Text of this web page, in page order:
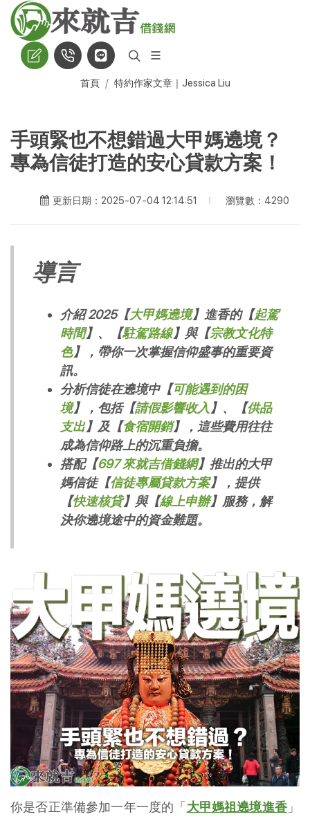
首頁 特約作家文章｜Jessica Liu
手頭緊也不想錯過大甲媽遶境？
專為信徒打造的安心貸款方案！
更新日期：2025-07-04 12:14:51 瀏覽數：4290
導言
介紹 2025【大甲媽遶境】進香的【起駕
時間】、【駐駕路線】與【宗教文化特
色】，帶你一次掌握信仰盛事的重要資
訊。
分析信徒在遶境中【可能遇到的困
境】，包括【請假影響收入 】、【供品
支出】及【食宿開銷】，這些費用往往
成為信仰路上的沉重負擔。
搭配【697 來就吉借錢網】推出的大甲
媽信徒【信徒專屬貸款方案】，提供
【快速核貸】與【線上申辦】服務，解
決你遶境途中的資金難題。
你是否正準備參加一年一度的「 大甲媽祖遶境進香 」